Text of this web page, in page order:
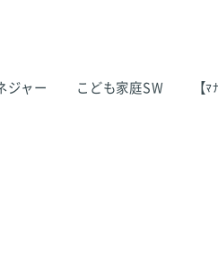
ジャー こども家庭SW 【